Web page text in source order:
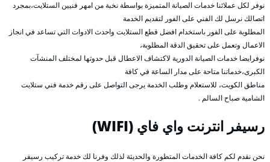
نوفر لكل عملائنا خدمات الصيانة المتميزة بواسطة نخبة من امهر فنيين الستلايت،بمجرد
اتصالك نرسل لك الفني على الفور لتقديم الخدمة
المطلوبة على الفور باستخدام افضل قطع الستلايت واحدث الادوات التي تساعد في انجاز
الاعمال وتعمل على تحقيق الدقة المطلوبة،
نوفرايضا خدمات الصيانة الدورية لاكتشاف الاعطال قبل حدوثها لمختلف المنشآت
الكبرى،خدماتنا متاحة على مدار الساعة في كافة
مناطق الكويت، للاستعلام وطلب الخدمة يرجى التواصل على رقم خدمة فني ستلايت
الشامية صباح السالم .
رسيفر انترنت واي فاي (WIFI)
نحن نقدم لكم كافة الخدمات المتطورة والحديثة لذلك وفرنا لك خدمة تركيب رسيفر